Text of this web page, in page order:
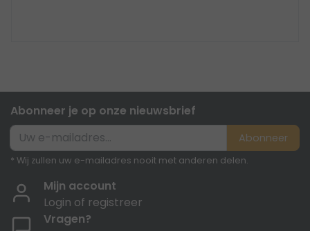
Abonneer je op onze nieuwsbrief
Abonneer
* Wij zullen uw e-mailadres nooit met anderen delen.
Mijn account
Login of registreer
Vragen?